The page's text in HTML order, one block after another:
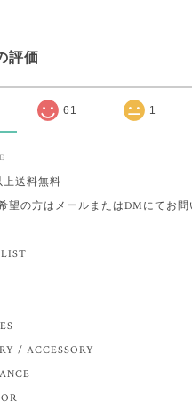
評価
61 1
上送料無料
望の方はメールまたはDMにてお問
/ ACCESSORY